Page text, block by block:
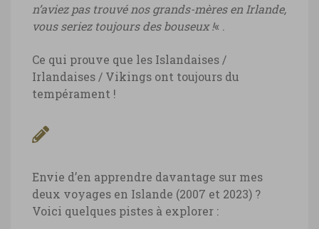
n’aviez pas trouvé nos grands-mères en Irlande,
vous seriez toujours des bouseux !« .
Ce qui prouve que les Islandaises /
Irlandaises / Vikings ont toujours du
tempérament !
Envie d’en apprendre davantage sur mes
deux voyages en Islande (2007 et 2023) ?
Voici quelques pistes à explorer :